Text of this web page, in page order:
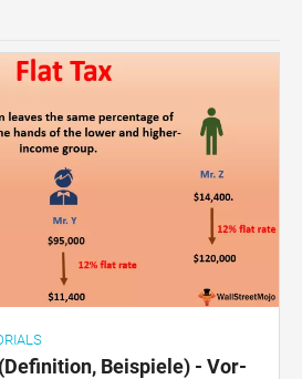
Beispiele) - Vor-